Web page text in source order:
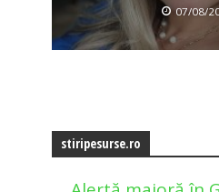
07/08/
stiripesurse.ro